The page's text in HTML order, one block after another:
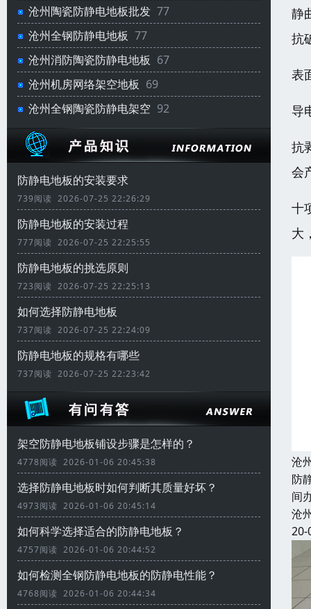
沧州陶瓷防静电地板批发 77
沧州全钢防静电地板 77
沧州消防陶瓷防静电地板 67
沧州机房网络架空地板 69
沧州全钢陶瓷防静电架空 92
防静电地板的安装要求
739阅读 2026-07-25 22:26:29
防静电地板的安装过程
777阅读 2026-07-25 22:25:55
防静电地板的挑选原则
723阅读 2026-07-25 22:25:13
如何选择防静电地板
737阅读 2026-07-25 22:24:09
防静电地板的规格有哪些
737阅读 2026-07-25 22:23:42
架空防静电地板铺设步骤是怎样的？
4778阅读 2026-01-06 20:45:38
选择防静电地板时如何判断其质量好坏？
4973阅读 2026-01-06 20:45:14
如何科学选择适合的防静电地板？
4757阅读 2026-01-06 20:44:52
如何检测全钢防静电地板的防静电性能？
4768阅读 2026-01-06 20:44:34
静
抗
表
导
抗
会
十
大
沧
防
间
沧
20-